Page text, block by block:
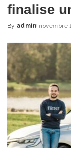
finalise
Posted
By admin novembre